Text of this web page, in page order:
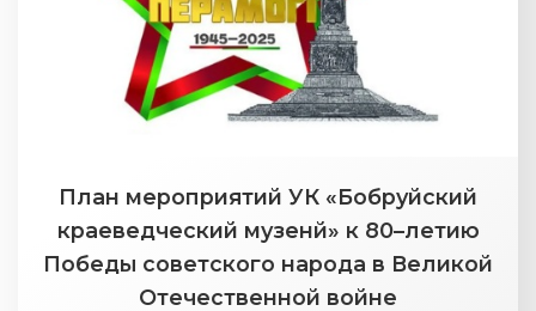
План мероприятий УК «Бобруйский
краеведческий музенй» к 80–летию
Победы советского народа в Великой
Отечественной войне